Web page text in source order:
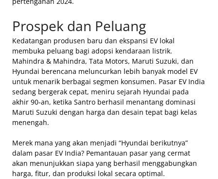
Prospek dan Peluang
Kedatangan produsen baru dan ekspansi EV lokal
membuka peluang bagi adopsi kendaraan listrik.
Mahindra & Mahindra, Tata Motors, Maruti Suzuki, dan
Hyundai berencana meluncurkan lebih banyak model EV
untuk menarik berbagai segmen konsumen. Pasar EV India
sedang bergerak cepat, meniru sejarah Hyundai pada
akhir 90-an, ketika Santro berhasil menantang dominasi
Maruti Suzuki dengan harga dan desain tepat bagi kelas
menengah.
Merek mana yang akan menjadi “Hyundai berikutnya”
dalam pasar EV India? Pemantauan pasar yang cermat
akan menunjukkan siapa yang berhasil menggabungkan
harga, fitur, dan produksi lokal secara optimal.